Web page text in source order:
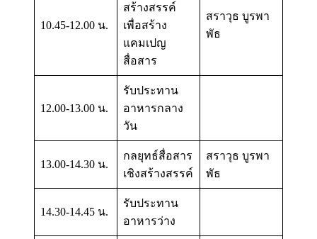
10.45-12.00 น.
สร้างสรรค์
เพื่อสร้าง
แคมเปญ
สื่อสาร
สราวุธ บูรพา
พัธ
12.00-13.00 น.
รับประทาน
อาหารกลาง
วัน
13.00-14.30 น.
กลยุทธ์สื่อสาร
เชิงสร้างสรรค์
สราวุธ บูรพา
พัธ
14.30-14.45 น.
รับประทาน
อาหารว่าง